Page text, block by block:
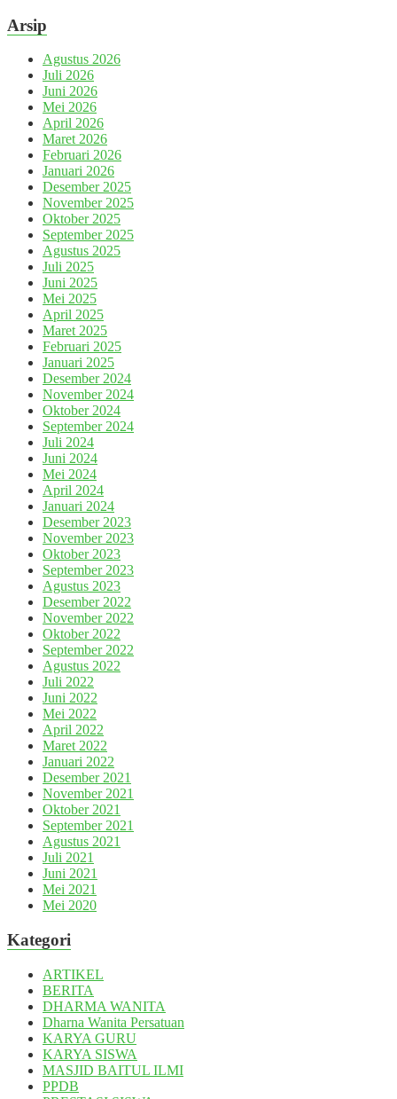
Arsip
Agustus 2026
Juli 2026
Juni 2026
Mei 2026
April 2026
Maret 2026
Februari 2026
Januari 2026
Desember 2025
November 2025
Oktober 2025
September 2025
Agustus 2025
Juli 2025
Juni 2025
Mei 2025
April 2025
Maret 2025
Februari 2025
Januari 2025
Desember 2024
November 2024
Oktober 2024
September 2024
Juli 2024
Juni 2024
Mei 2024
April 2024
Januari 2024
Desember 2023
November 2023
Oktober 2023
September 2023
Agustus 2023
Desember 2022
November 2022
Oktober 2022
September 2022
Agustus 2022
Juli 2022
Juni 2022
Mei 2022
April 2022
Maret 2022
Januari 2022
Desember 2021
November 2021
Oktober 2021
September 2021
Agustus 2021
Juli 2021
Juni 2021
Mei 2021
Mei 2020
Kategori
ARTIKEL
BERITA
DHARMA WANITA
Dharna Wanita Persatuan
KARYA GURU
KARYA SISWA
MASJID BAITUL ILMI
PPDB